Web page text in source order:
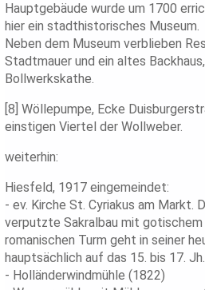
Hauptgebäude wurde um 1700
hier ein stadthistorisches Museum.
Neben dem Museum verblieben
Stadtmauer und ein altes
Bollwerkskathe.
[8] Wöllepumpe, Ecke
einstigen Viertel der Wollweber.
weiterhin:
Hiesfeld, 1917 eingemeindet:
- ev. Kirche St. Cyriakus am Markt.
verputzte Sakralbau mit gotischem
romanischen Turm geht in seiner
hauptsächlich auf das 15. bis 17.
- Holländerwindmühle (1822)